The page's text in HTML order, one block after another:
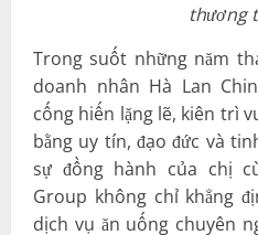
thương
Trong suốt những năm
doanh nhân Hà Lan
cống hiến lặng lẽ, kiên trì
bằng uy tín, đạo đức và
sự đồng hành của chị
Group không chỉ khẳng
dịch vụ ăn uống chuyên